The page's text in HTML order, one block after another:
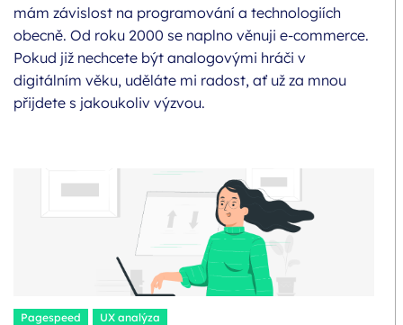
mám závislost na programování a technologiích
obecně. Od roku 2000 se naplno věnuji e-commerce.
Pokud již nechcete být analogovými hráči v
digitálním věku, uděláte mi radost, ať už za mnou
přijdete s jakoukoliv výzvou.
Štítky:
Pagespeed UX analýza